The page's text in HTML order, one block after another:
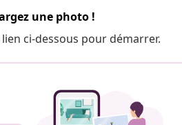
une photo !
ci-dessous pour démarrer.